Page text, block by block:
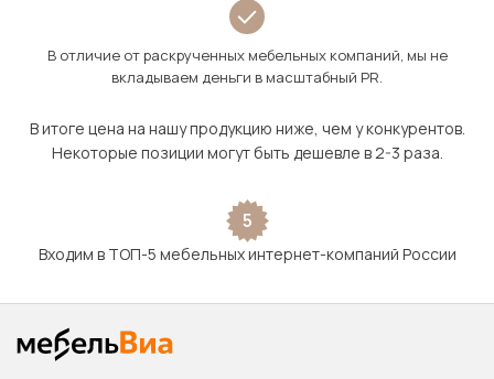
В отличие от раскрученных мебельных компаний, мы не
вкладываем деньги в масштабный PR.
В итоге цена на нашу продукцию ниже, чем у конкурентов.
Некоторые позиции могут быть дешевле в 2-3 раза.
5
Входим в ТОП-5 мебельных интернет-компаний России